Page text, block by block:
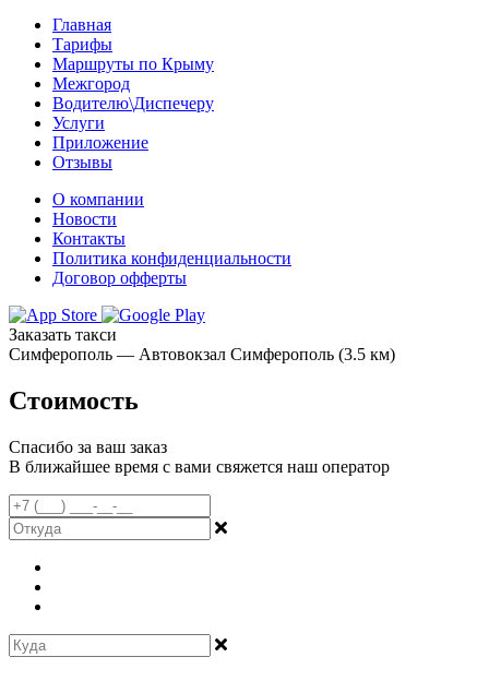
Главная
Тарифы
Маршруты по Крыму
Межгород
Водителю\Диспечеру
Услуги
Приложение
Отзывы
О компании
Новости
Контакты
Политика конфиденциальности
Договор офферты
Заказать такси
Симферополь — Автовокзал Симферополь (3.5 км)
Стоимость
Спасибо за ваш заказ
В ближайшее время с вами свяжется наш оператор